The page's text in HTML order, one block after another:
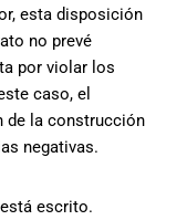
esta disposición
no prevé
por violar los
caso, el
de la construcción
negativas.
escrito.